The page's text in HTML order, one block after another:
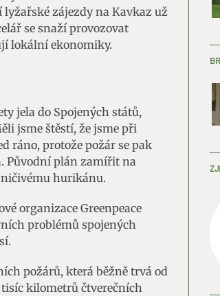
zájezdy na Kavkaz už
se snaží provozovat
lokální ekonomiky.
jela do Spojených států,
jsme štěstí, že jsme při
ráno, protože požár se pak
Původní plán zamířit na
hurikánu.
organizace Greenpeace
problémů spojených
požárů, která běžně trvá od
kilometrů čtverečních